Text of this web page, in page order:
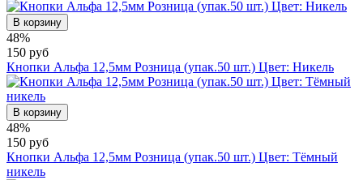
В корзину
48%
150 руб
Кнопки Альфа 12,5мм Розница (упак.50 шт.) Цвет: Никель
В корзину
48%
150 руб
Кнопки Альфа 12,5мм Розница (упак.50 шт.) Цвет: Тёмный
никель